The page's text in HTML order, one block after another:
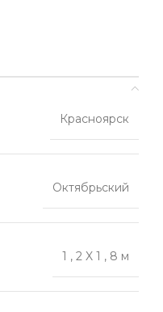
Красноярск
Октябрьский
1 , 2 X 1 , 8 м